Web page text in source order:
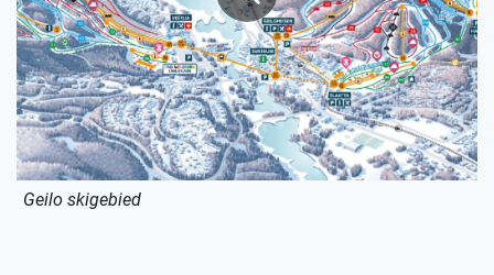
Geilo skigebied